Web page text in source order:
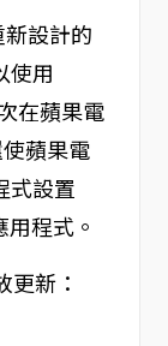
設計的
使用
在蘋果電
蘋果電
式設置
程式。